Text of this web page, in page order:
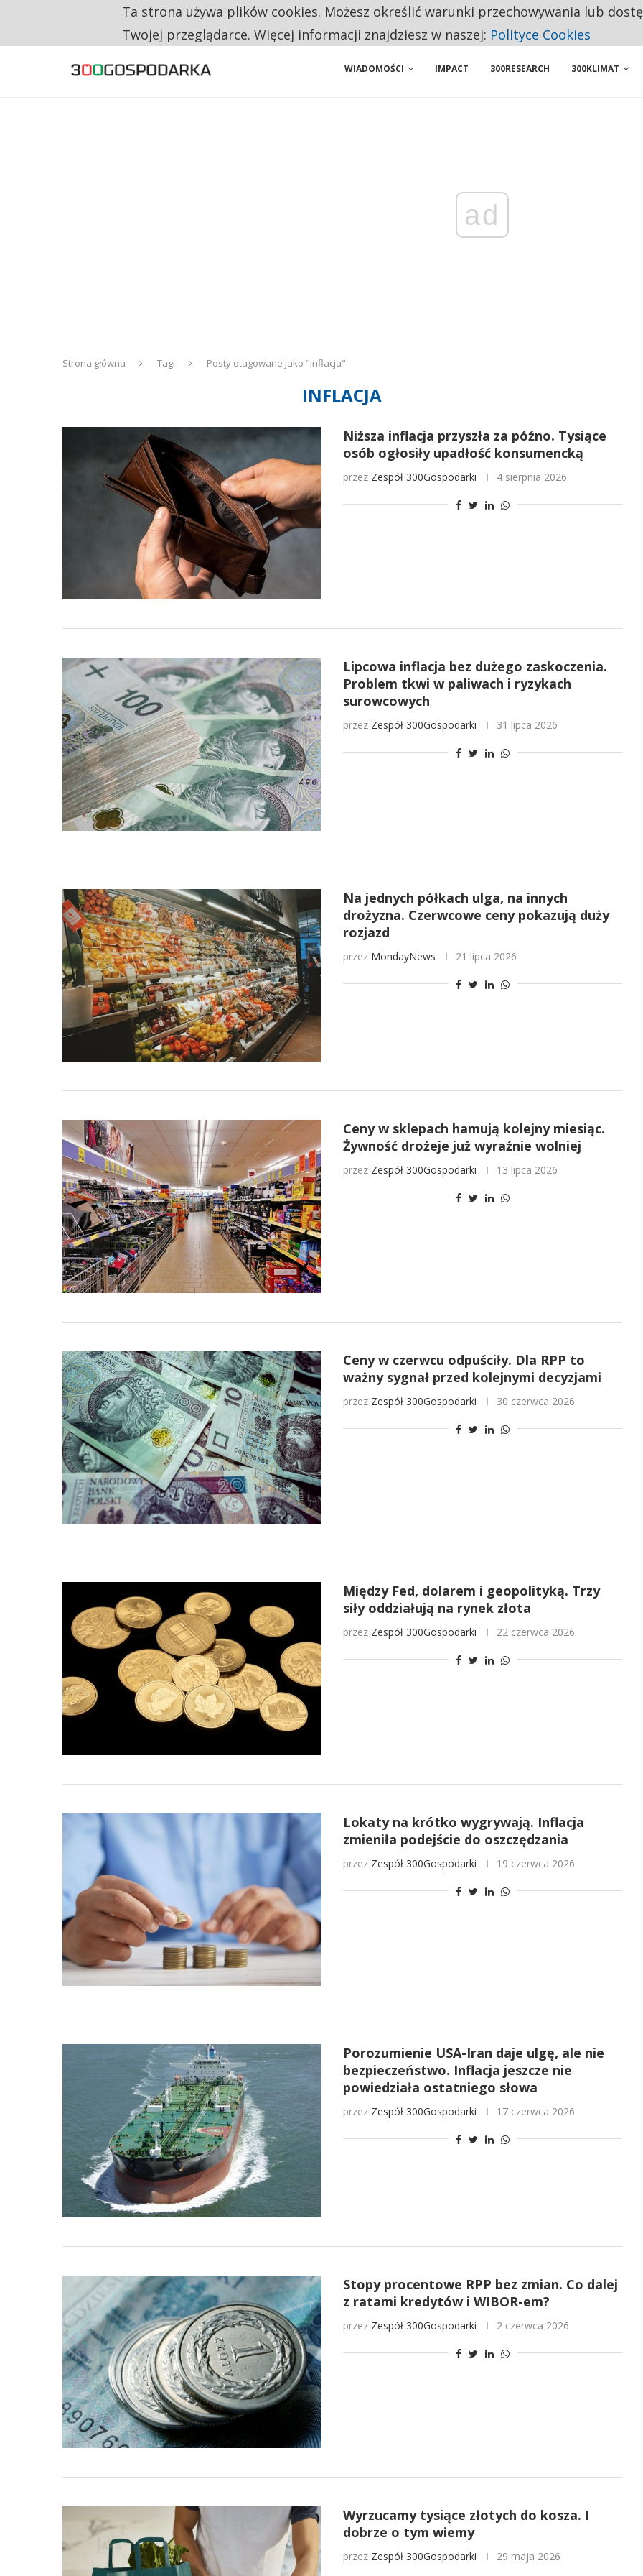
RESTRYKCJE CHIN UDERZAJĄ W EUROPEJSKI PRZEMYSŁ. NA LIŚCIE SĄ DWA PODMIOTY Z POLSKI
WIADOMOŚCI IMPACT 300RESEARCH 300KLIMAT
ad
Strona główna Tagi Posty otagowane jako "inflacja"
INFLACJA
Niższa inflacja przyszła za późno. Tysiące
osób ogłosiły upadłość konsumencką
przez Zespół 300Gospodarki 4 sierpnia 2026
Lipcowa inflacja bez dużego zaskoczenia.
Problem tkwi w paliwach i ryzykach
surowcowych
przez Zespół 300Gospodarki 31 lipca 2026
Na jednych półkach ulga, na innych
drożyzna. Czerwcowe ceny pokazują duży
rozjazd
przez MondayNews 21 lipca 2026
Ceny w sklepach hamują kolejny miesiąc.
Żywność drożeje już wyraźnie wolniej
przez Zespół 300Gospodarki 13 lipca 2026
Ceny w czerwcu odpuściły. Dla RPP to
ważny sygnał przed kolejnymi decyzjami
przez Zespół 300Gospodarki 30 czerwca 2026
Między Fed, dolarem i geopolityką. Trzy
siły oddziałują na rynek złota
przez Zespół 300Gospodarki 22 czerwca 2026
Lokaty na krótko wygrywają. Inflacja
zmieniła podejście do oszczędzania
przez Zespół 300Gospodarki 19 czerwca 2026
Porozumienie USA-Iran daje ulgę, ale nie
bezpieczeństwo. Inflacja jeszcze nie
powiedziała ostatniego słowa
przez Zespół 300Gospodarki 17 czerwca 2026
Stopy procentowe RPP bez zmian. Co dalej
z ratami kredytów i WIBOR-em?
przez Zespół 300Gospodarki 2 czerwca 2026
Wyrzucamy tysiące złotych do kosza. I
dobrze o tym wiemy
przez Zespół 300Gospodarki 29 maja 2026
Ta strona używa plików cookies. Możesz określić warunki przechowywania lub
Twojej przeglądarce. Więcej informacji znajdziesz w naszej: Polityce Cookies